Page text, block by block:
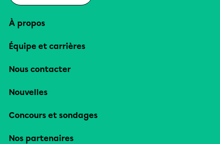
À propos
Équipe et carrières
Nous contacter
Nouvelles
Concours et sondages
Nos partenaires